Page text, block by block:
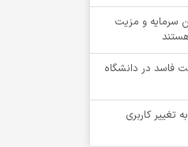
سرمایه و مزیت
گوشت فاسد در دانشگاه
تغییر کاربری